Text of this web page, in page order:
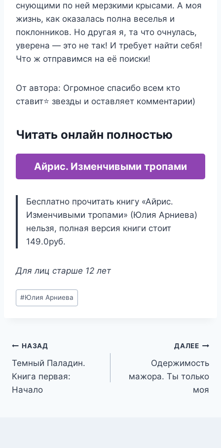
снующими по ней мерзкими крысами. А моя
жизнь, как оказалась полна веселья и
поклонников. Но другая я, та что очнулась,
уверена — это не так! И требует найти себя!
Что ж отправимся на её поиски!
От автора: Огромное спасибо всем кто
ставит⭐ звезды и оставляет комментарии)
Читать онлайн полностью
Айрис. Изменчивыми тропами
Бесплатно прочитать книгу «Айрис.
Изменчивыми тропами» (Юлия Арниева)
нельзя, полная версия книги стоит
149.0руб.
Для лиц старше 12 лет
Метки
записи:
#Юлия Арниева
Навигация
по
записям
НАЗАД
Темный Паладин.
Книга первая:
Начало
ДАЛЕЕ
Одержимость
мажора. Ты только
моя